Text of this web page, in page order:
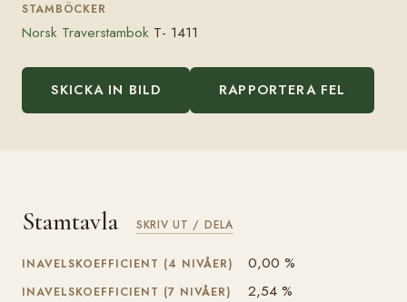
STAMBÖCKER
Norsk Traverstambok T- 1411
SKICKA IN BILD RAPPORTERA FEL
Stamtavla SKRIV UT / DELA
INAVELSKOEFFICIENT (4 NIVÅER) 0,00 %
INAVELSKOEFFICIENT (7 NIVÅER) 2,54 %